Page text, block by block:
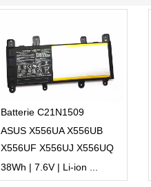
Batterie C21N1509
ASUS X556UA X556UB
X556UF X556UJ X556UQ
X556UR
38Wh | 7.6V | Li-ion ...